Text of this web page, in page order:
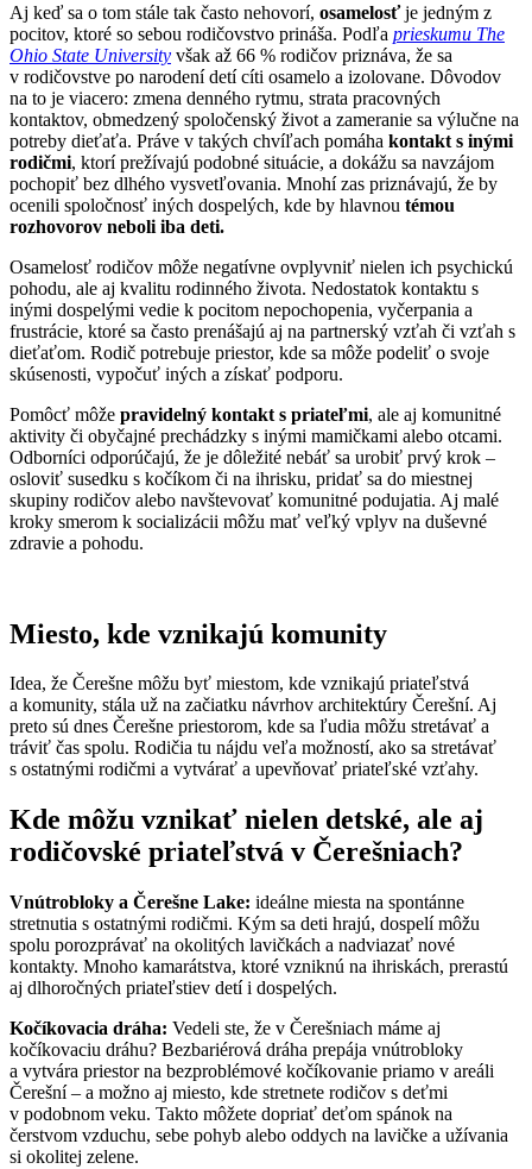
Aj keď sa o tom stále tak často nehovorí, osamelosťje jedným z
pocitov, ktoré so sebou rodičovstvo prináša. Podľa prieskumu The
Ohio State University však až 66 % rodičov priznáva, že sa
v rodičovstve po narodení detí cíti osamelo a izolovane. Dôvodov
na to je viacero: zmena denného rytmu, strata pracovných
kontaktov, obmedzený spoločenský život a zameranie sa výlučne na
potreby dieťaťa. Práve v takých chvíľach pomáha kontakt s inými
rodičmi, ktorí prežívajú podobné situácie, a dokážu sa navzájom
pochopiť bez dlhého vysvetľovania. Mnohí zas priznávajú, že by
ocenili spoločnosť iných dospelých, kde by hlavnou témou
rozhovorov neboli iba deti.
Osamelosť rodičov môže negatívne ovplyvniť nielen ich psychickú
pohodu, ale aj kvalitu rodinného života. Nedostatok kontaktu s
inými dospelými vedie k pocitom nepochopenia, vyčerpania a
frustrácie, ktoré sa často prenášajú aj na partnerský vzťah či vzťah s
dieťaťom. Rodič potrebuje priestor, kde sa môže podeliť o svoje
skúsenosti, vypočuť iných a získať podporu.
Pomôcť môže pravidelný kontakt s priateľmi, ale aj komunitné
aktivity či obyčajné prechádzky s inými mamičkami alebo otcami.
Odborníci odporúčajú, že je dôležité nebáť sa urobiť prvý krok –
osloviť susedku s kočíkom či na ihrisku, pridať sa do miestnej
skupiny rodičov alebo navštevovať komunitné podujatia. Aj malé
kroky smerom k socializácii môžu mať veľký vplyv na duševné
zdravie a pohodu.
Miesto, kde vznikajú komunity
Idea, že Čerešne môžu byť miestom, kde vznikajú priateľstvá
a komunity, stála už na začiatku návrhov architektúry Čerešní. Aj
preto sú dnes Čerešne priestorom, kde sa ľudia môžu stretávať a
tráviť čas spolu. Rodičia tu nájdu veľa možností, ako sa stretávať
s ostatnými rodičmi a vytvárať a upevňovať priateľské vzťahy.
Kde môžu vznikať nielen detské, ale aj
rodičovské priateľstvá v Čerešniach?
Vnútrobloky a Čerešne Lake: ideálne miesta na spontánne
stretnutia s ostatnými rodičmi. Kým sa deti hrajú, dospelí môžu
spolu porozprávať na okolitých lavičkách a nadviazať nové
kontakty. Mnoho kamarátstva, ktoré vzniknú na ihriskách, prerastú
aj dlhoročných priateľstiev detí i dospelých.
Kočíkovacia dráha: Vedeli ste, že v Čerešniach máme aj
kočíkovaciu dráhu? Bezbariérová dráha prepája vnútrobloky
a vytvára priestor na bezproblémové kočíkovanie priamo v areáli
Čerešní – a možno aj miesto, kde stretnete rodičov s deťmi
v podobnom veku. Takto môžete dopriať deťom spánok na
čerstvom vzduchu, sebe pohyb alebo oddych na lavičke a užívania
si okolitej zelene.